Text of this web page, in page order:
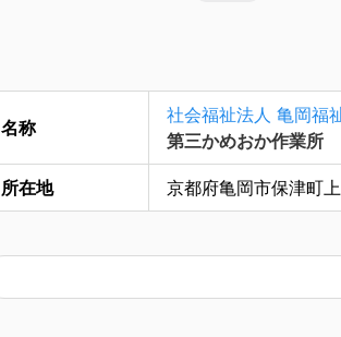
名称
社会福祉法人 亀岡福
第三かめおか作業所
所在地 京都府亀岡市保津町